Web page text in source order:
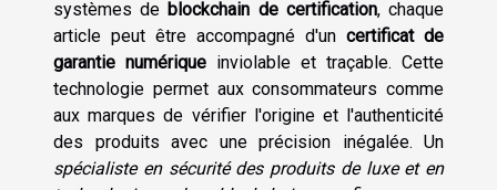
systèmes de blockchain de certification, chaque
article peut être accompagné d'un certificat de
garantie numérique inviolable et traçable. Cette
technologie permet aux consommateurs comme
aux marques de vérifier l'origine et l'authenticité
des produits avec une précision inégalée. Un
spécialiste en sécurité des produits de luxe et en